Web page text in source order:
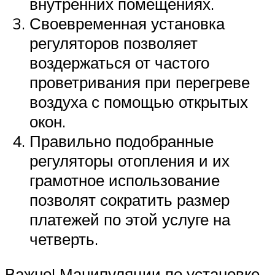
Своевременная установка
регуляторов позволяет
воздержаться от частого
проветривания при перегреве
воздуха с помощью открытых
окон.
Правильно подобранные
регуляторы отопления и их
грамотное использование
позволят сократить размер
платежей по этой услуге на
четверть.